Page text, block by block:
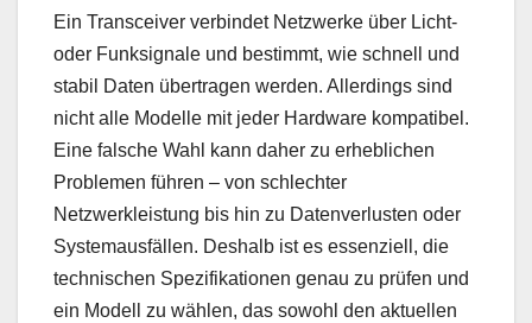
Ein Transceiver verbindet Netzwerke über Licht-
oder Funksignale und bestimmt, wie schnell und
stabil Daten übertragen werden. Allerdings sind
nicht alle Modelle mit jeder Hardware kompatibel.
Eine falsche Wahl kann daher zu erheblichen
Problemen führen – von schlechter
Netzwerkleistung bis hin zu Datenverlusten oder
Systemausfällen. Deshalb ist es essenziell, die
technischen Spezifikationen genau zu prüfen und
ein Modell zu wählen, das sowohl den aktuellen